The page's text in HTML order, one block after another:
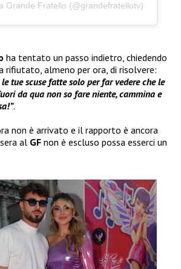
Grande Fratello (@grandefratellotv)
ha tentato un passo indietro, chiedendo
rifiutato, almeno per ora, di risolvere:
tue scuse fatte solo per far vedere che le
da qua non so fare niente, cammina e
.
non è arrivato e il rapporto è ancora
al GF non è escluso possa esserci un